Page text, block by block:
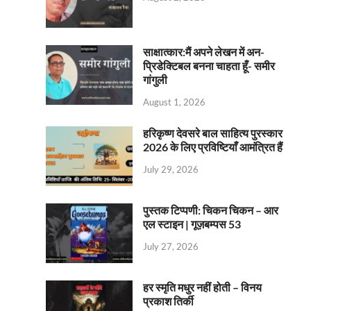
साक्षात्कार:मैं अपने लेखन में अन-
प्रिडेक्टिबल बनना चाहता हूँ- समीर
गांगुली
August 1, 2026
हरिकृष्ण देवसरे बाल साहित्य पुरस्कार
2026 के लिए प्रविष्टियाँ आमंत्रित हैं
July 29, 2026
पुस्तक टिप्पणी: चिकन चिकन – आर
एल स्टाइन | गूज़बम्पस 53
July 27, 2026
हर स्मृति मधुर नहीं होती – विनय
प्रकाश तिर्की